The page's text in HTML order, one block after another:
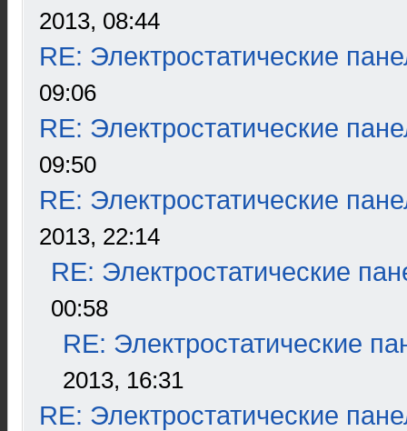
2013, 08:44
RE: Электростатические
09:06
RE: Электростатические
09:50
RE: Электростатические
2013, 22:14
RE: Электростатические
00:58
RE: Электростатические
2013, 16:31
RE: Электростатические